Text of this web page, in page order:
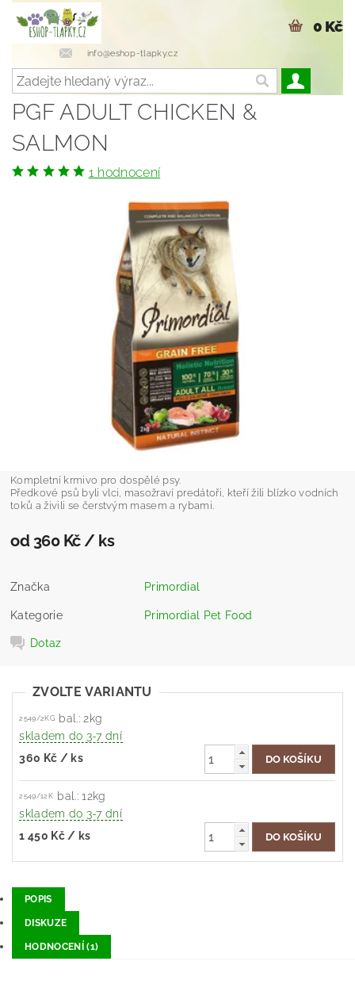
info@eshop-tlapky.cz
0 Kč
PGF ADULT CHICKEN &
SALMON
1 hodnocení
Kompletní krmivo pro dospělé psy.
Předkové psů byli vlci, masožraví predátoři, kteří žili blízko vodních
toků a živili se čerstvým masem a rybami.
od 360 Kč/ ks
Značka Primordial
Kategorie Primordial Pet Food
Dotaz
ZVOLTE VARIANTU
2549/2KG
bal.: 2kg
skladem do 3-7 dní
360 Kč / ks
2549/12K
bal.: 12kg
skladem do 3-7 dní
1 450 Kč / ks
POPIS
DISKUZE
HODNOCENÍ (1)